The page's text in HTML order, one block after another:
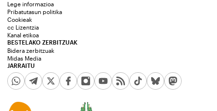
JARRAITU
Lege informazioa
Pribatutasun politika
Cookieak
cc Lizentzia
Kanal etikoa
BESTELAKO ZERBITZUAK
Bidera zerbitzuak
Midas Media